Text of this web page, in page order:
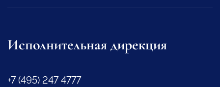
Исполнительная дирекция
+7 (495) 247 4777